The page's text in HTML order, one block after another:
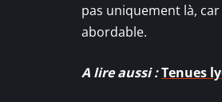
pas uniquement là,
abordable.
A lire aussi :Tenues